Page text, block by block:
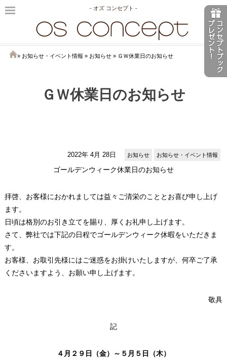
- オズ コンセプト -
» お知らせ・イベント情報 » お知らせ» ＧＷ休業日のお知らせ
ＧＷ休業日のお知らせ
2022年 4月 28日 お知らせ お知らせ・イベント情報
ゴールデンウィーク休業日のお知らせ
拝啓、お客様におかれましては益々ご清栄のこととお喜び申し上げ
ます。
日頃は格別のお引き立てを賜り、厚くお礼申し上げます。
さて、弊社では下記の日程でゴールデンウィーク休暇をいただきま
す。
お客様、お取引先様にはご迷惑をお掛けいたしますが、何卒ご了承
くださいますよう、お願い申し上げます。
敬具
記
４月２９日（金）～５月５日（木）